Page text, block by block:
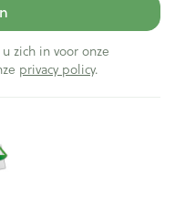
zich in voor onze
privacy policy.